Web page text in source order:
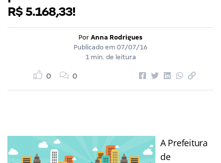
R$ 5.168,33!
Por Anna Rodrigues
Publicado em 07/07/16
1 min. de leitura
0 0
A Prefeitura
de